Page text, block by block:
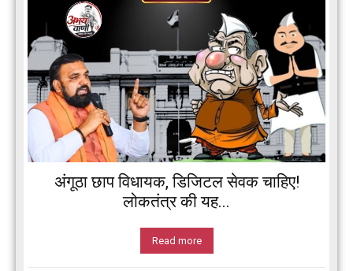
अंगूठा छाप विधायक, डिजिटल सेवक चाहिए!
लोकतंत्र की यह...
Read more